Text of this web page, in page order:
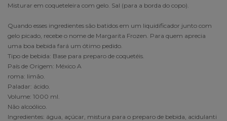
Misturar em coqueteleira com gelo. Sal (para a borda do copo).
Quando esses ingredientes são batidos em um liquidificador junto com
gelo picado, recebe o nome de Margarita Frozen. Para quem aprecia
uma boa bebida fará um ótimo pedido.
Tipo de bebida: Base para preparo de coquetéis.
País de Origem: México A
roma: limão.
Paladar: ácido.
Volume: 1000 ml.
Não alcoólico.
Ingredientes: água, açúcar, mistura para o preparo de bebida, acidulanti